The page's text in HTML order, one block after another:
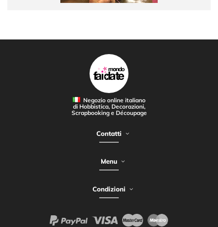
Negozio online italiano
di Hobbistica, Decorazioni,
Scrapbooking e Découpage
Contatti
Menu
Condizioni